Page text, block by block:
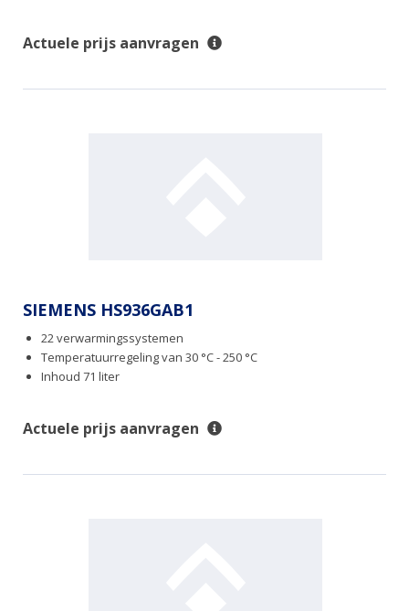
Actuele prijs aanvragen
SIEMENS HS936GAB1
22 verwarmingssystemen
Temperatuurregeling van 30 °C - 250 °C
Inhoud 71 liter
Actuele prijs aanvragen